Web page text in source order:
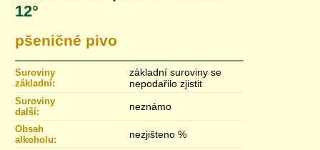
12°
pšeničné pivo
Suroviny
základní:
základní suroviny se
nepodařilo zjistit
Suroviny
další:
neznámo
Obsah
alkoholu:
nezjišteno %